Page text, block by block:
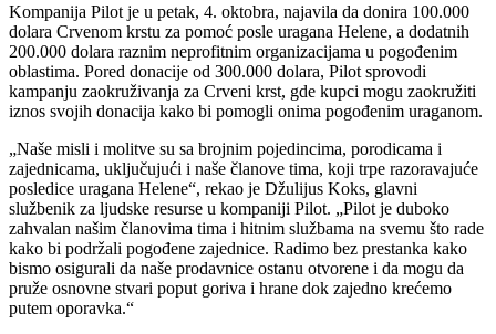
Kompanija Pilot je u petak, 4. oktobra, najavila da donira 100.000
dolara Crvenom krstu za pomoć posle uragana Helene, a dodatnih
200.000 dolara raznim neprofitnim organizacijama u pogođenim
oblastima. Pored donacije od 300.000 dolara, Pilot sprovodi
kampanju zaokruživanja za Crveni krst, gde kupci mogu zaokružiti
iznos svojih donacija kako bi pomogli onima pogođenim uraganom.
„Naše misli i molitve su sa brojnim pojedincima, porodicama i
zajednicama, uključujući i naše članove tima, koji trpe razoravajuće
posledice uragana Helene“, rekao je Džulijus Koks, glavni
službenik za ljudske resurse u kompaniji Pilot. „Pilot je duboko
zahvalan našim članovima tima i hitnim službama na svemu što rade
kako bi podržali pogođene zajednice. Radimo bez prestanka kako
bismo osigurali da naše prodavnice ostanu otvorene i da mogu da
pruže osnovne stvari poput goriva i hrane dok zajedno krećemo
putem oporavka.“